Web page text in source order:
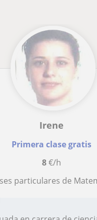
Irene
Primera clase gratis
8€/h
particulares de Matemáticas y